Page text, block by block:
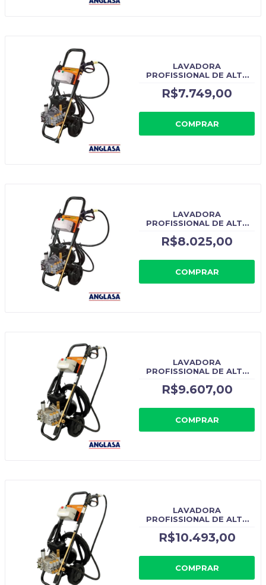
LAVADORA
PROFISSIONAL DE ALTA
TRIFÁSICO JACTO CLEAN
- CÓDIGO ORIGINAL:
J7600T
R$7.749,00
COMPRAR
LAVADORA
PROFISSIONAL DE ALTA
CLEAN - CÓDIGO
ORIGINAL: J7600
R$8.025,00
COMPRAR
LAVADORA
PROFISSIONAL DE ALTA
TRIFÁSICO - CÓDIGO
ORIGINAL: J4800TRI
R$9.607,00
COMPRAR
LAVADORA
PROFISSIONAL DE ALTA
CLEAN - CÓDIGO
ORIGINAL: J4800
R$10.493,00
COMPRAR